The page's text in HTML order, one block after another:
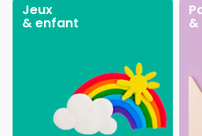
Jeux
& enfant